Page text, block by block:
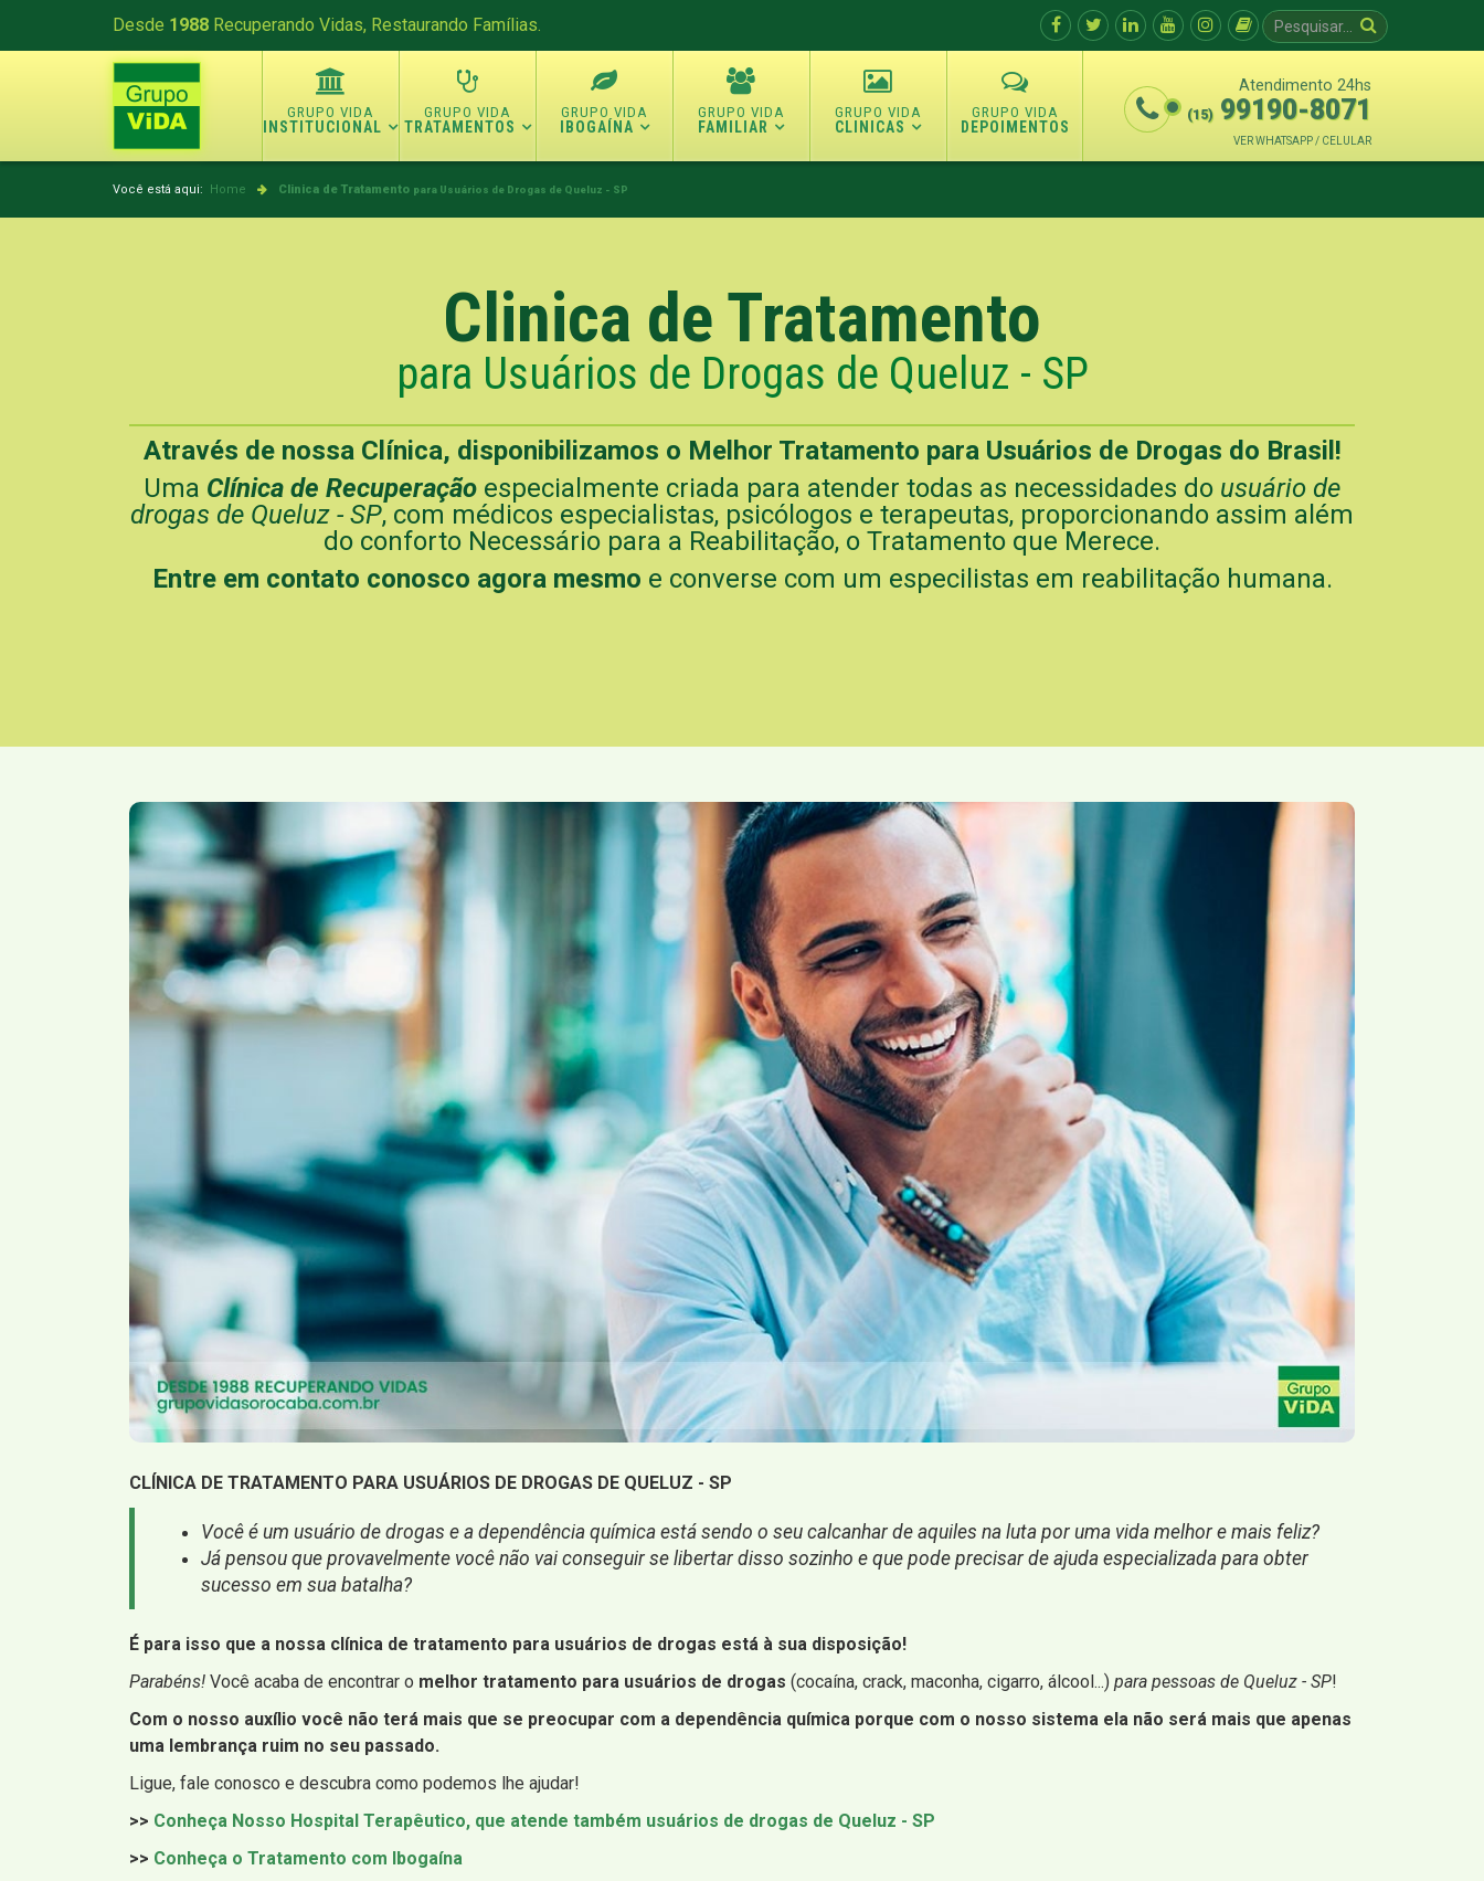
Desde 1988 Recuperando Vidas, Restaurando Famílias.
INSTITUCIONAL TRATAMENTOS IBOGAÍNA FAMILIAR CLINICAS DEPOIMENTOS
Atendimento 24hs
(15) 99190-8071
VER WHATSAPP / CELULAR
Você está aqui: Home Clinica de Tratamento para Usuários de Drogas de Queluz - SP
Clinica de Tratamento
para Usuários de Drogas de Queluz - SP
Através de nossa Clínica, disponibilizamos o Melhor Tratamento para Usuários de Drogas do Brasil!
Uma Clínica de Recuperação especialmente criada para atender todas as necessidades do usuário de
drogas de Queluz - SP, com médicos especialistas, psicólogos e terapeutas, proporcionando assim além
do conforto Necessário para a Reabilitação, o Tratamento que Merece.
Entre em contato conosco agora mesmo e converse com um especilistas em reabilitação humana.
CLÍNICA DE TRATAMENTO PARA USUÁRIOS DE DROGAS DE QUELUZ - SP
Você é um usuário de drogas e a dependência química está sendo o seu calcanhar de aquiles na luta por uma vida melhor e mais feliz?
Já pensou que provavelmente você não vai conseguir se libertar disso sozinho e que pode precisar de ajuda especializada para obter
sucesso em sua batalha?
É para isso que a nossa clínica de tratamento para usuários de drogas está à sua disposição!
Parabéns! Você acaba de encontrar o melhor tratamento para usuários de drogas (cocaína, crack, maconha, cigarro, álcool...) para pessoas de Queluz - SP!
Com o nosso auxílio você não terá mais que se preocupar com a dependência química porque com o nosso sistema ela não será mais que apenas
uma lembrança ruim no seu passado.
Ligue, fale conosco e descubra como podemos lhe ajudar!
>> Conheça Nosso Hospital Terapêutico, que atende também usuários de drogas de Queluz - SP
>> Conheça o Tratamento com Ibogaína